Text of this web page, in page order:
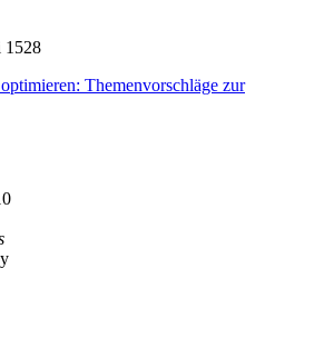
1528
Themenvorschläge zur